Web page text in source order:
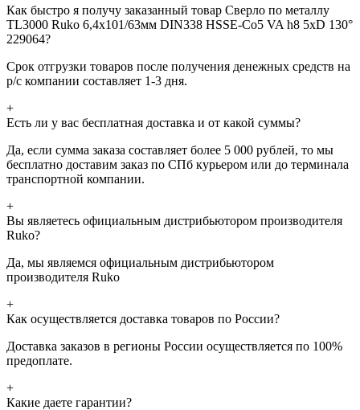
Как быстро я получу заказанный товар Сверло по металлу
TL3000 Ruko 6,4x101/63мм DIN338 HSSE-Co5 VA h8 5xD 130°
229064?
Срок отгрузки товаров после получения денежных средств на
р/с компании составляет 1-3 дня.
+
Есть ли у вас бесплатная доставка и от какой суммы?
Да, если сумма заказа составляет более 5 000 рублей, то мы
бесплатно доставим заказ по СПб курьером или до терминала
транспортной компании.
+
Вы являетесь официальным дистрибьютором производителя
Ruko?
Да, мы являемся официальным дистрибьютором
производителя Ruko
+
Как осуществляется доставка товаров по России?
Доставка заказов в регионы России осуществляется по 100%
предоплате.
+
Какие даете гарантии?